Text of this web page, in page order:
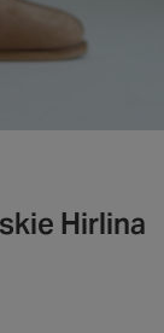
Hirlina